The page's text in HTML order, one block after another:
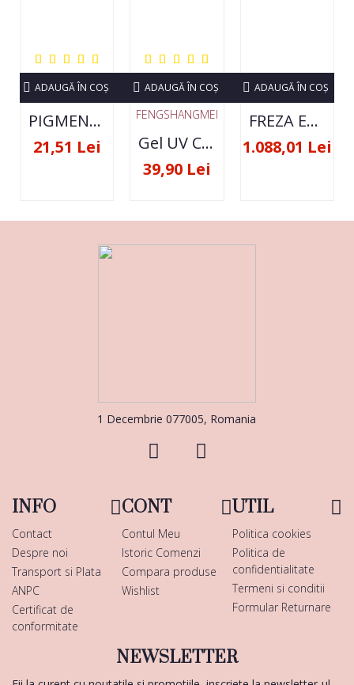
PIGMENT NEON SET 12 CULORI
21,51 Lei
ADAUGĂ ÎN COŞ
FENGSHANGMEI
Gel UV Constructie FSM 50ML - 07
39,90 Lei
ADAUGĂ ÎN COŞ
FREZA ELECTRICA STRONG 210 35000 RPM- ORIGINALA
1.088,01 Lei
ADAUGĂ ÎN COŞ
1 Decembrie 077005, Romania
INFO
Contact
Despre noi
Transport si Plata
ANPC
Certificat de
conformitate
CONT
Contul Meu
Istoric Comenzi
Compara produse
Wishlist
UTIL
Politica cookies
Politica de
confidentialitate
Termeni si conditii
Formular Returnare
NEWSLETTER